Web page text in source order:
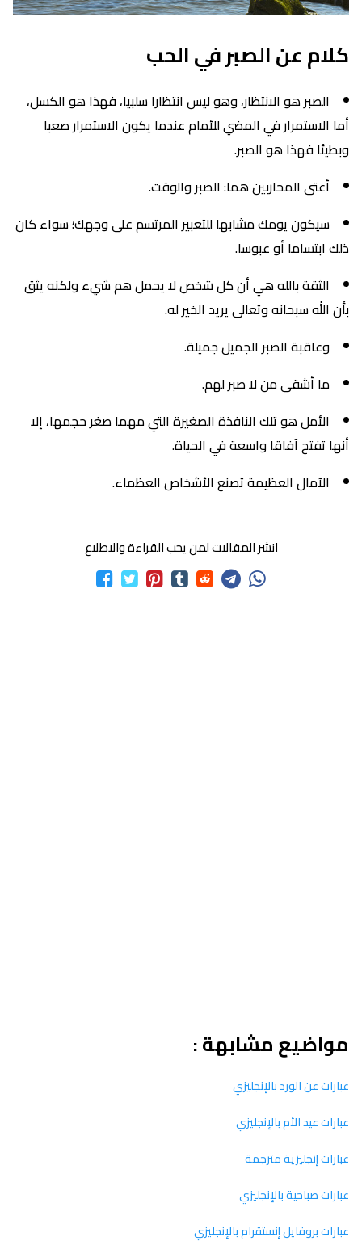
كلام عن الصبر في الحب
الصبر هو الانتظار، وهو ليس انتظارا سلبيا، فهذا هو الكسل،
أما الاستمرار في المضي للأمام عندما يكون الاستمرار صعبا
وبطيئا فهذا هو الصبر.
أعتى المحاربين هما: الصبر والوقت.
سيكون يومك مشابها للتعبير المرتسم على وجهك؛ سواء كان
ذلك ابتساما أو عبوسا.
الثقة بالله هي أن كل شخص لا يحمل هم شيء ولكنه يثق
بأن الله سبحانه وتعالى يريد الخير له.
وعاقبة الصبر الجميل جميلة.
ما أشقى من لا صبر لهم.
الأمل هو تلك النافذة الصغيرة التي مهما صغر حجمها، إلا
أنها تفتح آفاقا واسعة في الحياة.
الآمال العظيمة تصنع الأشخاص العظماء.
انشر المقالات لمن يحب القراءة والاطلاع
مواضيع مشابهة :
عبارات عن الورد بالإنجليزي
عبارات عيد الأم بالإنجليزي
عبارات إنجليزية مترجمة
عبارات صباحية بالإنجليزي
عبارات بروفايل إنستقرام بالإنجليزي